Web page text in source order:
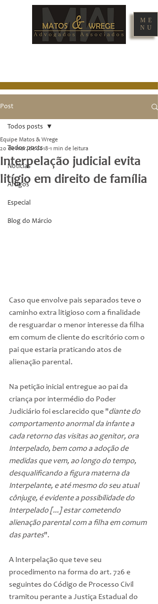
ME
NU
Post
Todos posts
Notícias
Artigos
Especial
Blog do Márcio
Todos posts
Interpelação judicial evita
litígio em direito de família
Equipe Matos & Wrege
20 de mar. de 2018 1 min de leitura
Caso que envolve pais separados teve o
caminho extra litigioso com a finalidade
de resguardar o menor interesse da filha
em comum de cliente do escritório com o
pai que estaria praticando atos de
alienação parental.
Na petição inicial entregue ao pai da
criança por intermédio do Poder
Judiciário foi esclarecido que "diante do
comportamento anormal da infante a
cada retorno das visitas ao genitor, ora
Interpelado, bem como a adoção de
medidas que vem, ao longo do tempo,
desqualificando a figura materna da
Interpelante, e até mesmo do seu atual
cônjuge, é evidente a possibilidade do
Interpelado [...] estar cometendo
alienação parental com a filha em comum
das partes".
A Interpelação que teve seu
procedimento na forma do art. 726 e
seguintes do Código de Processo Civil
tramitou perante a Justiça Estadual do